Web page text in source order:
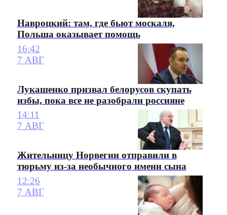
Навроцкий: там, где бьют москаля,
Польша оказывает помощь
16:42
7 АВГ
Лукашенко призвал белорусов скупать
избы, пока все не разобрали россияне
14:11
7 АВГ
Жительницу Норвегии отправили в
тюрьму из-за необычного имени сына
12:26
7 АВГ